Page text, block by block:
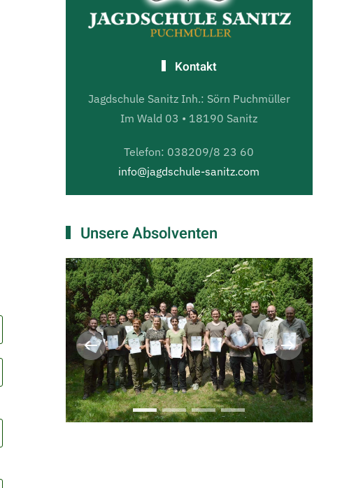
Kontakt
Jagdschule Sanitz Inh.: Sörn Puchmüller
Im Wald 03 • 18190 Sanitz
Telefon: 038209/8 23 60
info@jagdschule-sanitz.com
Unsere Absolventen
Lehrgang 03z 21
Lehrgang 04 21
Lehrgang 05 21
Lehrgang 06 21